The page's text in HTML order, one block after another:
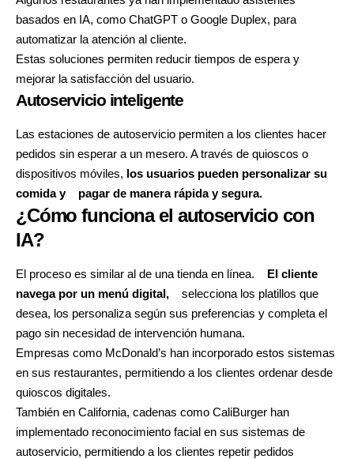
basados en IA, como ChatGPT o Google Duplex, para
automatizar la atención al cliente.
Estas soluciones permiten reducir tiempos de espera y
mejorar la satisfacción del usuario.
Autoservicio inteligente
Las estaciones de autoservicio permiten a los clientes hacer
pedidos sin esperar a un mesero. A través de quioscos o
dispositivos móviles, los usuarios pueden personalizar su
comida y
pagar de manera rápida y segura.
¿Cómo funciona el autoservicio con
IA?
El proceso es similar al de una tienda en línea.
El cliente
navega por un menú digital,
selecciona los platillos que
desea, los personaliza según sus preferencias y completa el
pago sin necesidad de intervención humana.
Empresas como McDonald’s han incorporado estos sistemas
en sus restaurantes, permitiendo a los clientes ordenar desde
quioscos digitales.
También en California, cadenas como CaliBurger han
implementado reconocimiento facial en sus sistemas de
autoservicio, permitiendo a los clientes repetir pedidos